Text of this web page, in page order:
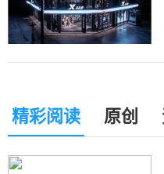
精彩阅读 原创